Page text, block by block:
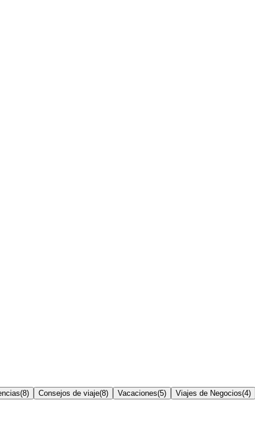
(8) Consejos de viaje(8) Vacaciones(5) Viajes de Negocios(4)